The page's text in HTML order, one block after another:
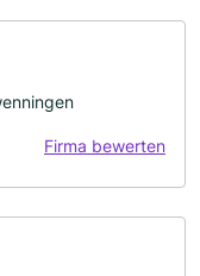
Firma bewerten